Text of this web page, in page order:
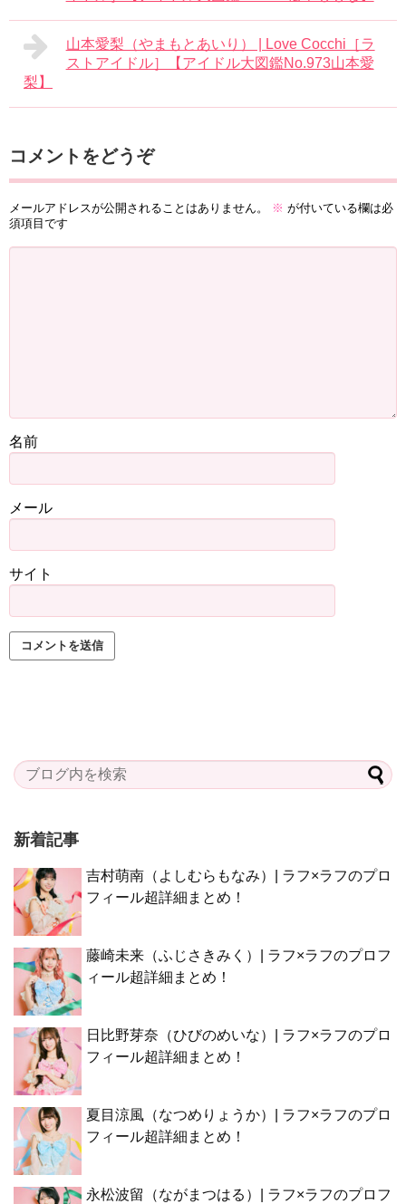
山本愛梨（やまもとあいり） | Love Cocchi［ラ
ストアイドル］【アイドル大図鑑No.973山本愛
梨】
コメントをどうぞ
メールアドレスが公開されることはありません。 ※ が付いている欄は必
須項目です
名前
メール
サイト
新着記事
吉村萌南（よしむらもなみ）| ラフ×ラフのプロ
フィール超詳細まとめ！
藤崎未来（ふじさきみく）| ラフ×ラフのプロフ
ィール超詳細まとめ！
日比野芽奈（ひびのめいな）| ラフ×ラフのプロ
フィール超詳細まとめ！
夏目涼風（なつめりょうか）| ラフ×ラフのプロ
フィール超詳細まとめ！
永松波留（ながまつはる）| ラフ×ラフのプロフ